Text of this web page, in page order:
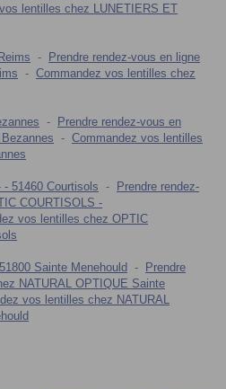
lentilles chez LUNETIERS ET
-
Prendre rendez-vous en ligne
- Commandez vos lentilles chez
-
Prendre rendez-vous en
- Commandez vos lentilles
51460 Courtisols -
Prendre rendez-
COURTISOLS -
vos lentilles chez OPTIC
Sainte Menehould -
Prendre
NATURAL OPTIQUE Sainte
vos lentilles chez NATURAL